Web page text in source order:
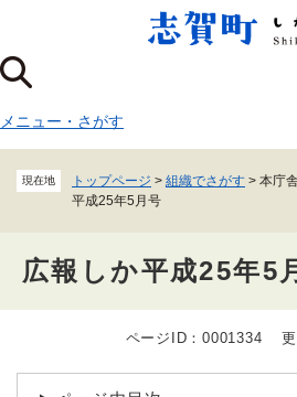
ジ
の
頭
で
メニューを飛ばし
メニュー ・ さがす
現在地 トップページ > 組織でさがす > 本庁舎
平成25年5月号
広報しか平成25年5
文
ページID：0001334